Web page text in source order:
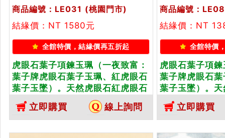
商品編號：LE031 (桃園門市)
結緣價：NT 1580元
全館特價，結緣價再五折起
虎眼石葉子項鍊玉珮（一夜致富：
葉子牌虎眼石葉子玉珮、紅虎眼石
葉子玉墜）。天然虎眼石紅虎眼石
葉子，LE031。客製化訂做各種虎
眼石葉子吊墜玉珮項鍊。★東方翡
翠寶石保證卡
立即購買 線上詢問
商品編號：
結緣價：NT
全館特價
虎眼石葉子項
葉子牌虎眼石
葉子玉墜）。
葉子，LE087
眼石葉子吊墜
翠寶石保證卡
立即購買